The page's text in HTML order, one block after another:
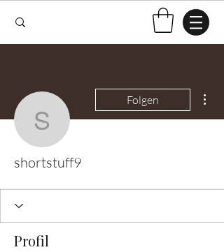
shortstuff9
Folgen
shortstuff9
Profil